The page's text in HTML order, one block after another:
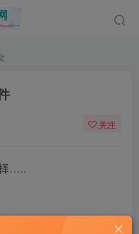
关注
…..